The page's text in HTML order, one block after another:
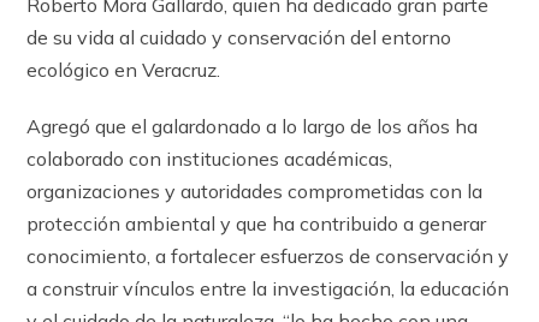
Roberto Mora Gallardo, quien ha dedicado gran parte
de su vida al cuidado y conservación del entorno
ecológico en Veracruz.
Agregó que el galardonado a lo largo de los años ha
colaborado con instituciones académicas,
organizaciones y autoridades comprometidas con la
protección ambiental y que ha contribuido a generar
conocimiento, a fortalecer esfuerzos de conservación y
a construir vínculos entre la investigación, la educación